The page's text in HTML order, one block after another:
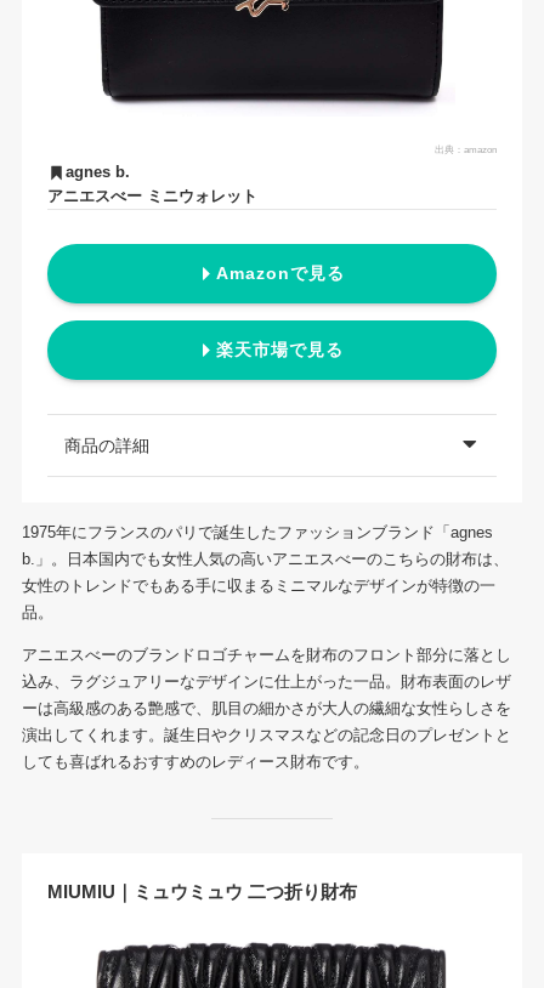
出典：amazon
agnes b.
アニエスべー ミニウォレット
Amazonで見る
楽天市場で見る
商品の詳細
1975年にフランスのパリで誕生したファッションブランド「agnes
b.」。日本国内でも女性人気の高いアニエスべーのこちらの財布は、
女性のトレンドでもある手に収まるミニマルなデザインが特徴の一
品。
アニエスべーのブランドロゴチャームを財布のフロント部分に落とし
込み、ラグジュアリーなデザインに仕上がった一品。財布表面のレザ
ーは高級感のある艶感で、肌目の細かさが大人の繊細な女性らしさを
演出してくれます。誕生日やクリスマスなどの記念日のプレゼントと
しても喜ばれるおすすめのレディース財布です。
MIUMIU｜ミュウミュウ 二つ折り財布